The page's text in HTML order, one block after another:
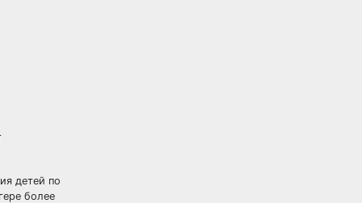
детей по
более